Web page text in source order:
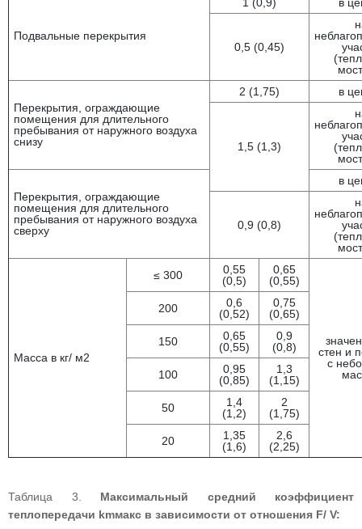
Подвальные перекрытия
0,5 (0,45)
Перекрытия, ограждающие
помещения для длительного
пребывания от наружного воздуха
снизу
2 (1,75) в
1,5 (1,3)
Перекрытия, ограждающие
помещения для длительного
пребывания от наружного воздуха
сверху
в
0,9 (0,8)
Масса в кг/ м2
≤ 300
0,55
(0,5)
0,65
(0,55)
стен и
с
200
0,6
(0,52)
0,75
(0,65)
150
0,65
(0,55)
0,9
(0,8)
100
0,95
(0,85)
1,3
(1,15)
50
1,4
(1,2)
2
(1,75)
20
1,35
(1,6)
2,6
(2,25)
Таблица 3. Максимальный средний коэффициент
теплопередачи kmмакс в зависимости от отношения F/ V: